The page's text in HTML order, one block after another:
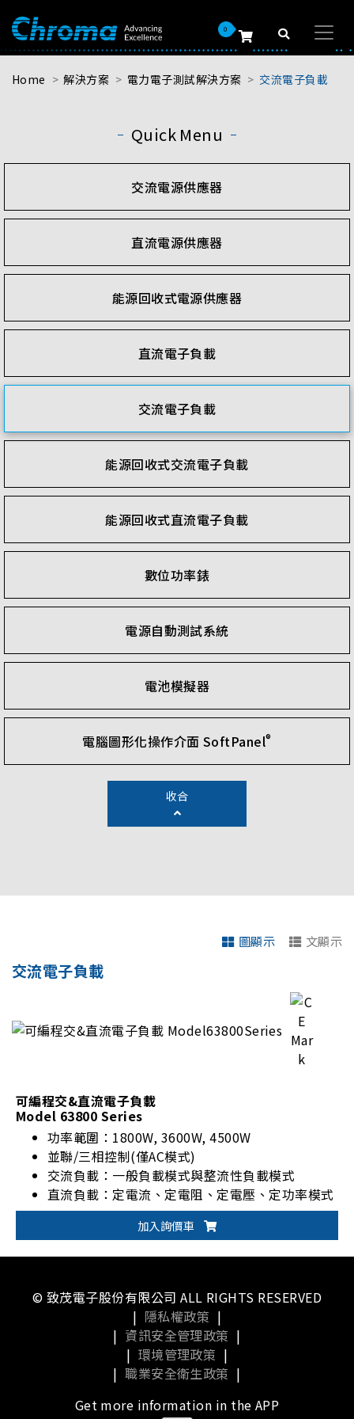
0
Home 解決方案 電力電子測試解決方案 交流電子負載
Quick Menu
交流電源供應器
直流電源供應器
能源回收式電源供應器
直流電子負載
交流電子負載
能源回收式交流電子負載
能源回收式直流電子負載
數位功率錶
電源自動測試系統
電池模擬器
電腦圖形化操作介面 SoftPanel®
收合
圖顯示 文顯示
交流電子負載
可編程交&直流電子負載
Model 63800 Series
功率範圍：1800W, 3600W, 4500W
並聯/三相控制(僅AC模式)
交流負載：一般負載模式與整流性負載模式
直流負載：定電流、定電阻、定電壓、定功率模式
加入詢價車
© 致茂電子股份有限公司 ALL RIGHTS RESERVED
| 隱私權政策 |
| 資訊安全管理政策 |
| 環境管理政策 |
| 職業安全衛生政策 |
Get more information in the APP